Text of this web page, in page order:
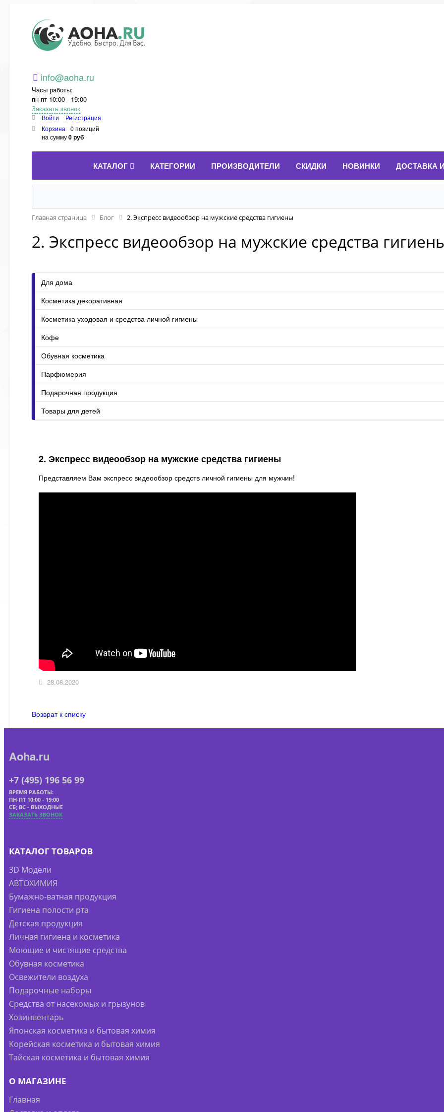
Aoha.ru
info@aoha.ru
Часы работы:
пн-пт 10:00 - 19:00
Заказать звонок
Войти
Регистрация
Корзина
0 позиций
на сумму0 руб
КАТАЛОГ КАТЕГОРИИ ПРОИЗВОДИТЕЛИ СКИДКИ НОВИНКИ ДОСТАВКА
Главная страница Блог 2. Экспресс видеообзор на мужские средства гигиены
2. Экспресс видеообзор на мужские средства
Для дома
Косметика декоративная
Косметика уходовая и средства личной гигиены
Кофе
Обувная косметика
Парфюмерия
Подарочная продукция
Товары для детей
2. Экспресс видеообзор на мужские средства гигиены
Представляем Вам экспресс видеообзор средств личной гигиены для мужчин!
28.08.2020
Возврат к списку
Aoha.ru
+7 (495) 196 56 99
ВРЕМЯ РАБОТЫ:
ПН-ПТ 10:00 - 19:00
СБ; ВС - ВЫХОДНЫЕ
ЗАКАЗАТЬ ЗВОНОК
КАТАЛОГ ТОВАРОВ
3D Модели
АВТОХИМИЯ
Бумажно-ватная продукция
Гигиена полости рта
Детская продукция
Личная гигиена и косметика
Моющие и чистящие средства
Обувная косметика
Освежители воздуха
Подарочные наборы
Средства от насекомых и грызунов
Хозинвентарь
Японская косметика и бытовая химия
Корейская косметика и бытовая химия
Тайская косметика и бытовая химия
О МАГАЗИНЕ
Главная